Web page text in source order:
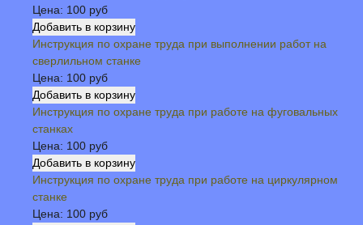
Цена: 100 руб
Инструкция по охране труда при выполнении работ на
сверлильном станке
Цена: 100 руб
Инструкция по охране труда при работе на фуговальных
станках
Цена: 100 руб
Инструкция по охране труда при работе на циркулярном
станке
Цена: 100 руб